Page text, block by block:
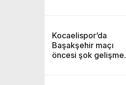
Kocaelispor’da
Başakşehir maçı
öncesi şok gelişme: